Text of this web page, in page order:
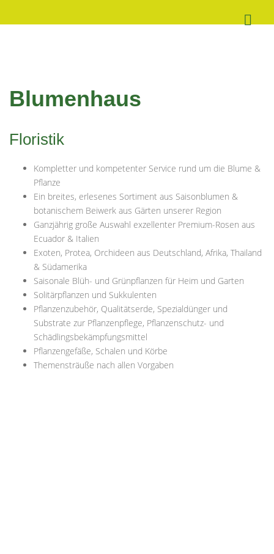
Blumenhaus
Floristik
Kompletter und kompetenter Service rund um die Blume &
Pflanze
Ein breites, erlesenes Sortiment aus Saisonblumen &
botanischem Beiwerk aus Gärten unserer Region
Ganzjährig große Auswahl exzellenter Premium-Rosen aus
Ecuador & Italien
Exoten, Protea, Orchideen aus Deutschland, Afrika, Thailand
& Südamerika
Saisonale Blüh- und Grünpflanzen für Heim und Garten
Solitärpflanzen und Sukkulenten
Pflanzenzubehör, Qualitätserde, Spezialdünger und
Substrate zur Pflanzenpflege, Pflanzenschutz- und
Schädlingsbekämpfungsmittel
Pflanzengefäße, Schalen und Körbe
Themensträuße nach allen Vorgaben